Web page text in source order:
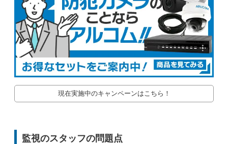
現在実施中のキャンペーンはこちら！
監視のスタッフの問題点